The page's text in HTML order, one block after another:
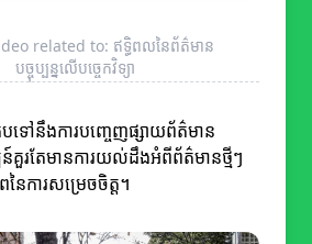
related to: ឥទ្ធិពលនៃព័ត៌មាន
បច្ចុប្បន្នលើបច្ចេកវិទ្យា
តបទៅនឹងការបញ្ចេញផ្សាយព័ត៌មាន
ឍន៍គួរតែមានការយល់ដឹងអំពីព័ត៌មានថ្មីៗ
នៃការសម្រេចចិត្ត។